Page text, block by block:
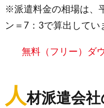
※派遣料金の相場は、
ン＝7：3で算出してい
無料（フリー）ダ
人材派遣会